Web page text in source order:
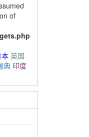
of
本 英国
典 印度